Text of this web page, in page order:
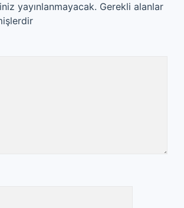
yayınlanmayacak. Gerekli alanlar